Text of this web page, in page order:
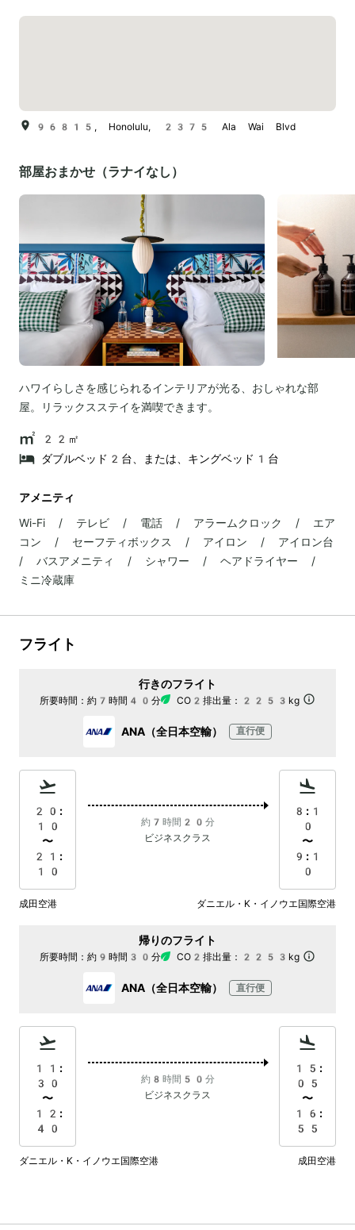
96815, Honolulu, 2375 Ala Wai Blvd
部屋おまかせ（ラナイなし）
ハワイらしさを感じられるインテリアが光る、おしゃれな部
屋。リラックスステイを満喫できます。
22㎡
ダブルベッド2台、または、キングベッド1台
アメニティ
Wi-Fi / テレビ / 電話 / アラームクロック / エア
コン / セーフティボックス / アイロン / アイロン台
/ バスアメニティ / シャワー / ヘアドライヤー /
ミニ冷蔵庫
フライト
行きのフライト
所要時間： 約7時間40分 CO2排出量： 2253kg
ANA（全日本空輸） 直行便
20:
10
〜
21:
10
約7時間20分
ビジネスクラス
8:1
0
〜
9:1
0
成田空港 ダニエル・K・イノウエ国際空港
帰りのフライト
所要時間： 約9時間30分 CO2排出量： 2253kg
ANA（全日本空輸） 直行便
11:
30
〜
12:
40
約8時間50分
ビジネスクラス
15:
05
〜
16:
55
ダニエル・K・イノウエ国際空港 成田空港